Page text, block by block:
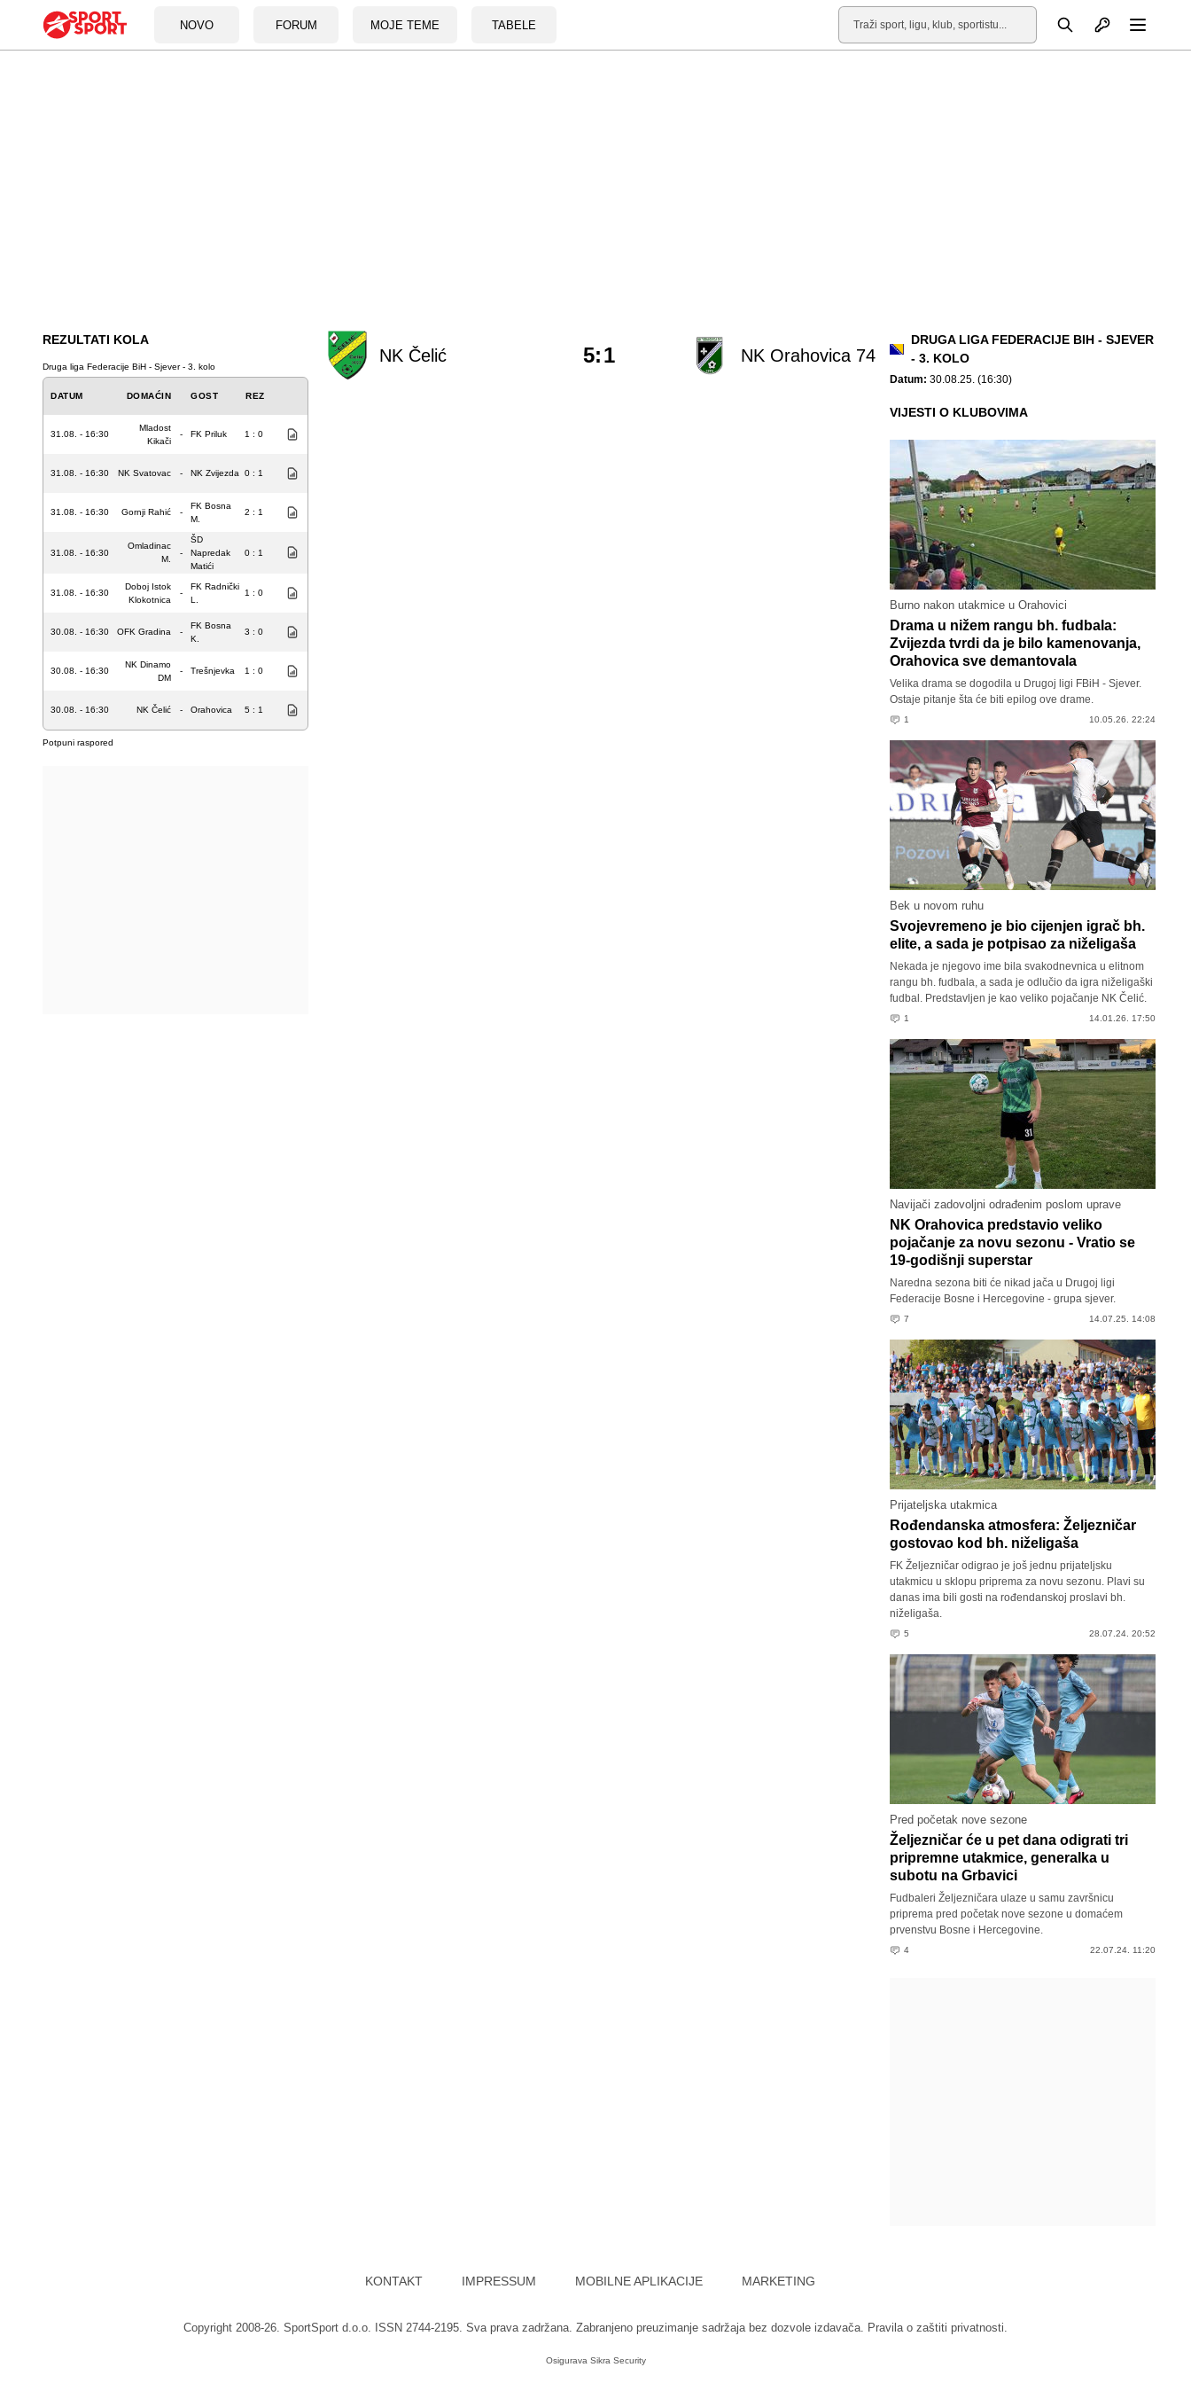
NOVO FORUM MOJE TEME TABELE
Pretraga Otvori profil
REZULTATI KOLA
Druga liga Federacije BiH - Sjever - 3. kolo
DATUM DOMAĆIN GOST REZ
31.08. - 16:30
Mladost
Kikači
- FK Priluk 1 : 0
31.08. - 16:30 NK Svatovac - NK Zvijezda 0 : 1
31.08. - 16:30 Gornji Rahić -
FK Bosna
M.
2 : 1
31.08. - 16:30
Omladinac
M.
-
ŠD
Napredak
Matići
0 : 1
31.08. - 16:30
Doboj Istok
Klokotnica
-
FK Radnički
L.
1 : 0
30.08. - 16:30 OFK Gradina -
FK Bosna
K.
3 : 0
30.08. - 16:30
NK Dinamo
DM
- Trešnjevka 1 : 0
30.08. - 16:30 NK Čelić - Orahovica 5 : 1
Potpuni raspored
NK Čelić NK Orahovica 74
5:1
DRUGA LIGA FEDERACIJE BIH - SJEVER
- 3. KOLO
Datum: 30.08.25. (16:30)
VIJESTI O KLUBOVIMA
Burno nakon utakmice u Orahovici
Drama u nižem rangu bh. fudbala:
Zvijezda tvrdi da je bilo kamenovanja,
Orahovica sve demantovala
Velika drama se dogodila u Drugoj ligi FBiH - Sjever.
Ostaje pitanje šta će biti epilog ove drame.
1 10.05.26. 22:24
Bek u novom ruhu
Svojevremeno je bio cijenjen igrač bh.
elite, a sada je potpisao za niželigaša
Nekada je njegovo ime bila svakodnevnica u elitnom
rangu bh. fudbala, a sada je odlučio da igra niželigaški
fudbal. Predstavljen je kao veliko pojačanje NK Čelić.
1 14.01.26. 17:50
Navijači zadovoljni odrađenim poslom uprave
NK Orahovica predstavio veliko
pojačanje za novu sezonu - Vratio se
19-godišnji superstar
Naredna sezona biti će nikad jača u Drugoj ligi
Federacije Bosne i Hercegovine - grupa sjever.
7 14.07.25. 14:08
Prijateljska utakmica
Rođendanska atmosfera: Željezničar
gostovao kod bh. niželigaša
FK Željezničar odigrao je još jednu prijateljsku
utakmicu u sklopu priprema za novu sezonu. Plavi su
danas ima bili gosti na rođendanskoj proslavi bh.
niželigaša.
5 28.07.24. 20:52
Pred početak nove sezone
Željezničar će u pet dana odigrati tri
pripremne utakmice, generalka u
subotu na Grbavici
Fudbaleri Željezničara ulaze u samu završnicu
priprema pred početak nove sezone u domaćem
prvenstvu Bosne i Hercegovine.
4 22.07.24. 11:20
KONTAKT IMPRESSUM MOBILNE APLIKACIJE MARKETING
Copyright 2008-26. SportSport d.o.o. ISSN 2744-2195. Sva prava zadržana. Zabranjeno preuzimanje sadržaja bez dozvole izdavača. Pravila o zaštiti privatnosti.
Osigurava Sikra Security